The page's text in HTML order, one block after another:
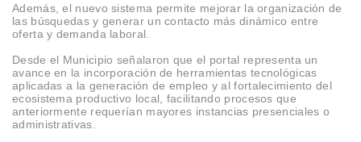
Además, el nuevo sistema permite mejorar la organización de
las búsquedas y generar un contacto más dinámico entre
oferta y demanda laboral.
Desde el Municipio señalaron que el portal representa un
avance en la incorporación de herramientas tecnológicas
aplicadas a la generación de empleo y al fortalecimiento del
ecosistema productivo local, facilitando procesos que
anteriormente requerían mayores instancias presenciales o
administrativas.